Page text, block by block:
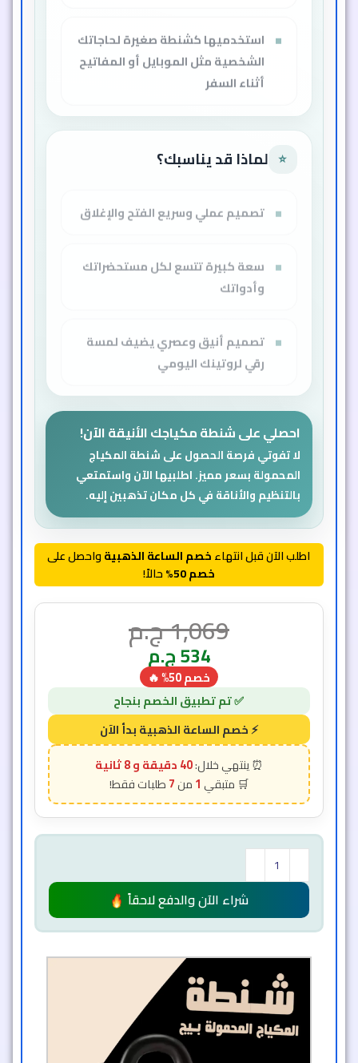
استخدميها كشنطة صغيرة لحاجاتك
الشخصية مثل الموبايل أو المفاتيح
أثناء السفر
⭐ لماذا قد يناسبك؟
تصميم عملي وسريع الفتح والإغلاق
سعة كبيرة تتسع لكل مستحضراتك
وأدواتك
تصميم أنيق وعصري يضيف لمسة
رقي لروتينك اليومي
احصلي على شنطة مكياجك الأنيقة الآن!
لا تفوتي فرصة الحصول على شنطة المكياج
المحمولة بسعر مميز. اطلبيها الآن واستمتعي
بالتنظيم والأناقة في كل مكان تذهبين إليه.
اطلب الآن قبل انتهاءخصم الساعة الذهبيةواحصل على
خصم 50%
حالاً!
1,069ج.م
534ج.م
خصم 50% 🔥
40 دقيقة و 6 ثانية
1
7
شراء الآن والدفع لاحقاً